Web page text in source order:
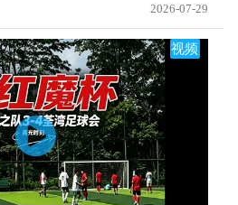
2026-07-29
视频